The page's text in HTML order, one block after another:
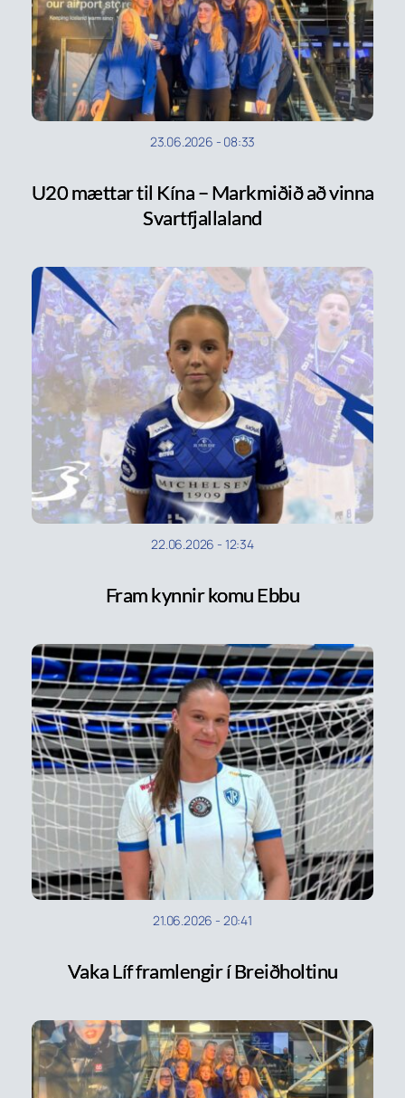
23.06.2026 - 08:33
U20 mættar til Kína – Markmiðið að vinna
Svartfjallaland
22.06.2026 - 12:34
Fram kynnir komu Ebbu
21.06.2026 - 20:41
Vaka Líf framlengir í Breiðholtinu